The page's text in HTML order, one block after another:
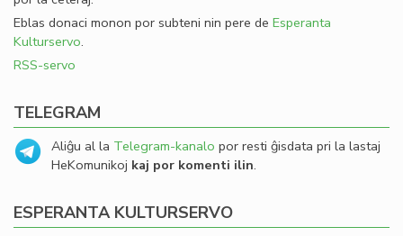
Eblas donaci monon por subteni nin pere de Esperanta
Kulturservo.
RSS-servo
TELEGRAM
Aliĝu al la Telegram-kanalo por resti ĝisdata pri la lastaj
HeKomunikoj kaj por komenti ilin.
ESPERANTA KULTURSERVO